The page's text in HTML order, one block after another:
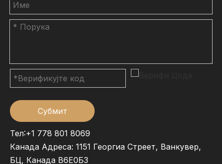
Субмит
Тел:+1 778 801 8069
Канада Адреса: 1151 Георгиа Стреет, Ванкувер,
БЦ, Канада В6Е0Б3